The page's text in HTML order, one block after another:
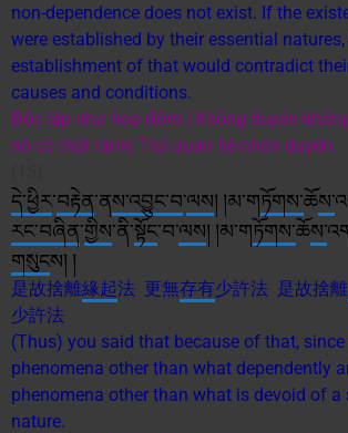
non-dependence does not exist. If the
were established by their essential
establishment of that would contradict
causes and conditions.
Độc lập như hoa đốm | Không duyên
nó có thật tánh| Trái quan hệ nhân duyên.
དེ་ཕྱིར་བརྟེན་ནས་འབྱུང་བ་ལས། །མ་གཏོགས་ཆོས་
རང་བཞིན་གྱིས་ནི་སྟོང་བ་ལས། །མ་གཏོགས་ཆོས་
གསུངས། །
是故捨離緣起法 更無存有少許法 是故捨離
少許法
(Thus) you said that because of that, since
phenomena other than what dependently
phenomena other than what is devoid of a
nature.